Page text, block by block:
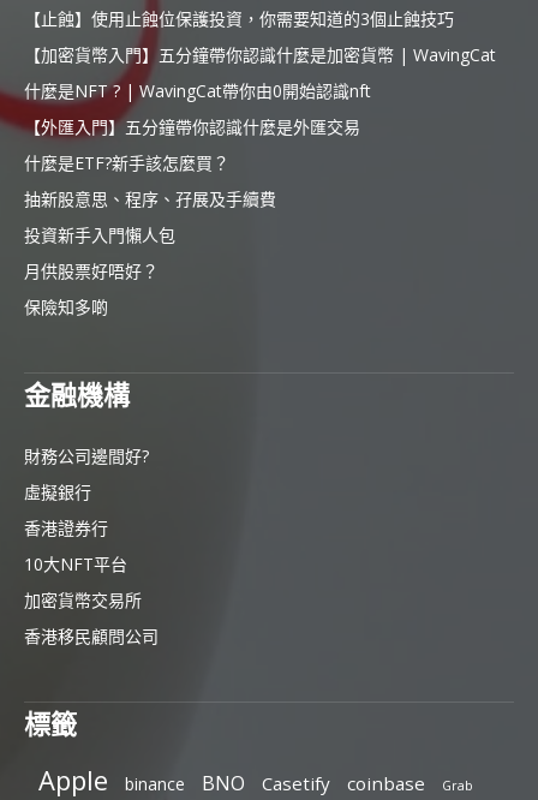
【止蝕】使用止蝕位保護投資，你需要知道的3個止蝕技巧
【加密貨幣入門】五分鐘帶你認識什麼是加密貨幣 | WavingCat
什麼是NFT ? | WavingCat帶你由0開始認識nft
【外匯入門】五分鐘帶你認識什麼是外匯交易
什麼是ETF?新手該怎麼買？
抽新股意思、程序、孖展及手續費
投資新手入門懶人包
月供股票好唔好？
保險知多啲
金融機構
財務公司邊間好?
虛擬銀行
香港證券行
10大NFT平台
加密貨幣交易所
香港移民顧問公司
標籤
Apple binance BNO Casetify coinbase Grab